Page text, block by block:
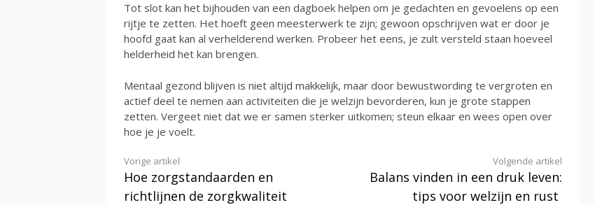
Tot slot kan het bijhouden van een dagboek helpen om je gedachten en gevoelens op een
rijtje te zetten. Het hoeft geen meesterwerk te zijn; gewoon opschrijven wat er door je
hoofd gaat kan al verhelderend werken. Probeer het eens, je zult versteld staan hoeveel
helderheid het kan brengen.
Mentaal gezond blijven is niet altijd makkelijk, maar door bewustwording te vergroten en
actief deel te nemen aan activiteiten die je welzijn bevorderen, kun je grote stappen
zetten. Vergeet niet dat we er samen sterker uitkomen; steun elkaar en wees open over
hoe je je voelt.
Verder
lezen
Vorige artikel
Hoe zorgstandaarden en
richtlijnen de zorgkwaliteit
Volgende artikel
Balans vinden in een druk leven:
tips voor welzijn en rust